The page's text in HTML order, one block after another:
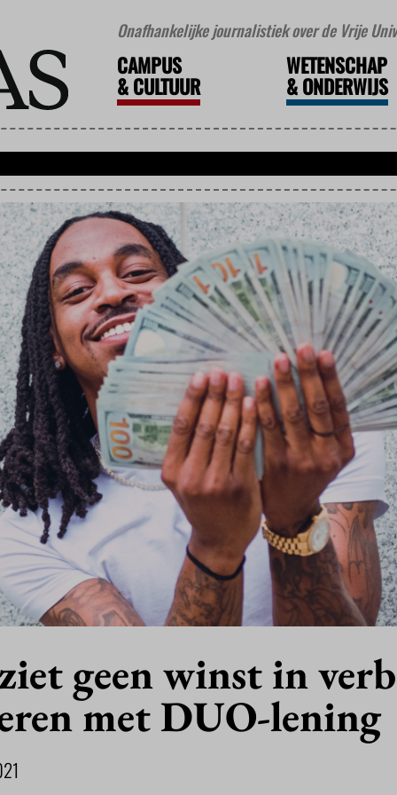
Onafhankelijke journalistiek over de Vrije
CAMPUS
&CULTUUR
WETENSCHAP
&ONDERWIJS
geen winst in
met DUO-lening